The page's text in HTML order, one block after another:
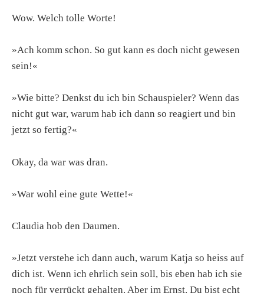
Wow. Welch tolle Worte!
»Ach komm schon. So gut kann es doch nicht gewesen
sein!«
»Wie bitte? Denkst du ich bin Schauspieler? Wenn das
nicht gut war, warum hab ich dann so reagiert und bin
jetzt so fertig?«
Okay, da war was dran.
»War wohl eine gute Wette!«
Claudia hob den Daumen.
»Jetzt verstehe ich dann auch, warum Katja so heiss auf
dich ist. Wenn ich ehrlich sein soll, bis eben hab ich sie
noch für verrückt gehalten. Aber im Ernst. Du bist echt